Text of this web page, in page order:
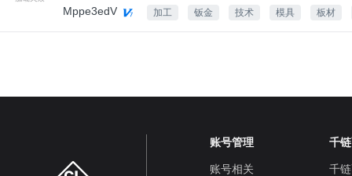
Mppe3edV 加工 钣金 技术 模具 板材
账号管理
账号相关
千
千